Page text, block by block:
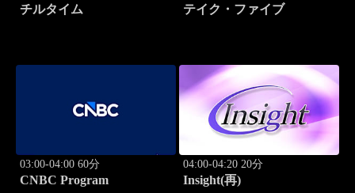
チルタイム テイク・ファイブ
03:00-04:00 60分
CNBC Program
04:00-04:20 20分
Insight(再)